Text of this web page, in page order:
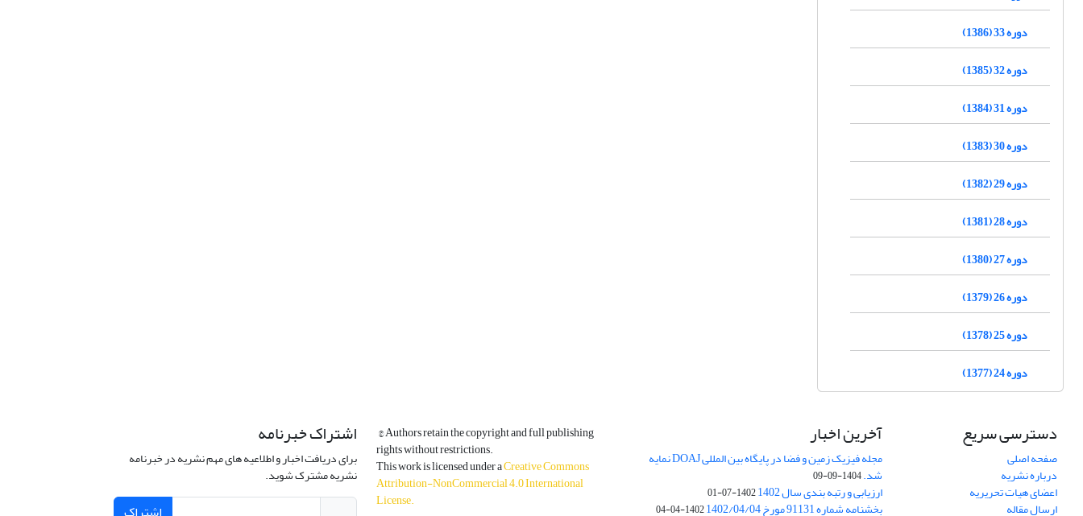
دوره 33 (1386)
دوره 32 (1385)
دوره 31 (1384)
دوره 30 (1383)
دوره 29 (1382)
دوره 28 (1381)
دوره 27 (1380)
دوره 26 (1379)
دوره 25 (1378)
دوره 24 (1377)
دسترسی سریع
صفحه اصلی
درباره نشریه
اعضای هیات تحریریه
ارسال مقاله
آخرین اخبار
مجله فیزیک زمین و فضا در پایگاه بین المللی DOAJ نمایه
شد.1404-09-09
ارزیابی و رتبه بندی سال 1402 1402-07-01
بخشنامه شماره 91131 مورخ 1402/04/04 1402-04-04
© Authors retain the copyright and full publishing
rights without restrictions.
This work is licensed under aCreative Commons
Attribution-NonCommercial 4.0 International
License.
اشتراک خبرنامه
برای دریافت اخبار و اطلاعیه های مهم نشریه در خبرنامه
نشریه مشترک شوید.